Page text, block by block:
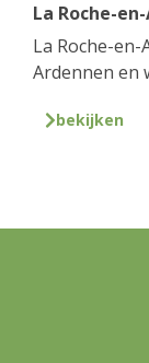
La Roche-
La Roche-
Ardennen en
bekijken